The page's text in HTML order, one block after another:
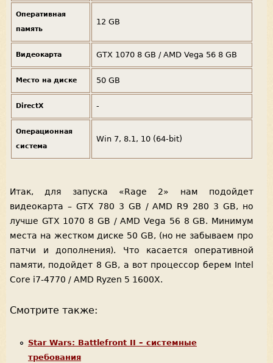
Оперативная
память
12 GB
Видеокарта GTX 1070 8 GB / AMD Vega 56 8 GB
Место на диске 50 GB
DirectX -
Операционная
система
Win 7, 8.1, 10 (64-bit)
Итак, для запуска «Rage 2» нам подойдет
видеокарта – GTX 780 3 GB / AMD R9 280 3 GB, но
лучше GTX 1070 8 GB / AMD Vega 56 8 GB. Минимум
места на жестком диске 50 GB, (но не забываем про
патчи и дополнения). Что касается оперативной
памяти, подойдет 8 GB, а вот процессор берем Intel
Core i7-4770 / AMD Ryzen 5 1600X.
Смотрите также:
Star Wars: Battlefront II – системные
требования